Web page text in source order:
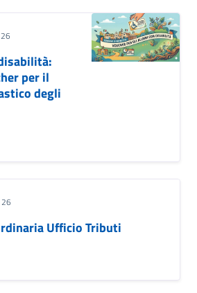
per il
degli
26
Ufficio Tributi